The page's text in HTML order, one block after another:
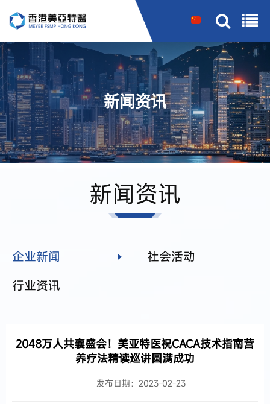
搜索
新闻资讯
新闻资讯
企业新闻
社会活动
行业资讯
2048万人共襄盛会！美亚特医祝CACA技术指南营
养疗法精读巡讲圆满成功
发布日期：2023-02-23